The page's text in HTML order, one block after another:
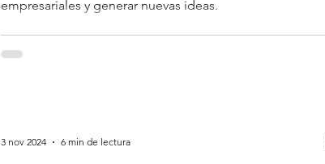
empresariales y generar nuevas ideas.
3 nov 2024 6 min de lectura